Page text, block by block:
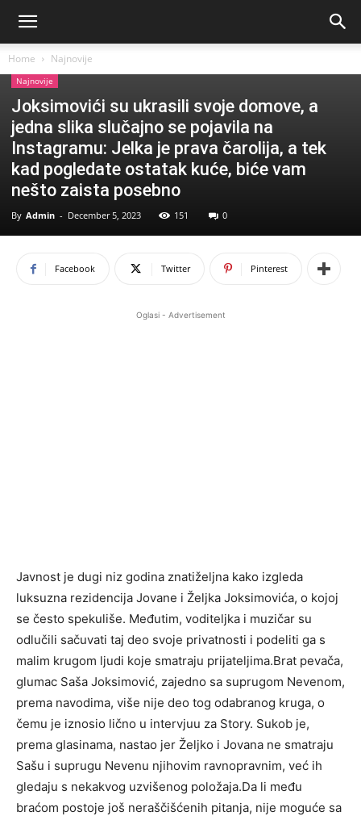
Home Najnovije
Najnovije
Joksimovići su ukrasili svoje domove, a
jedna slika slučajno se pojavila na
Instagramu: Jelka je prava čarolija, a tek
kad pogledate ostatak kuće, biće vam
nešto zaista posebno
By Admin - December 5, 2023 151 0
Facebook Twitter Pinterest
Oglasi - Advertisement
Javnost je dugi niz godina znatiželjna kako izgleda
luksuzna rezidencija Jovane i Željka Joksimovića, o kojoj
se često spekuliše. Međutim, voditeljka i muzičar su
odlučili sačuvati taj deo svoje privatnosti i podeliti ga s
malim krugom ljudi koje smatraju prijateljima.Brat pevača,
glumac Saša Joksimović, zajedno sa suprugom Nevenom,
prema navodima, više nije deo tog odabranog kruga, o
čemu je iznosio lično u intervjuu za Story. Sukob je,
prema glasinama, nastao jer Željko i Jovana ne smatraju
Sašu i suprugu Nevenu njihovim ravnopravnim, već ih
gledaju s nekakvog uzvišenog položaja.Da li među
braćom postoje još neraščišćenih pitanja, nije moguće sa